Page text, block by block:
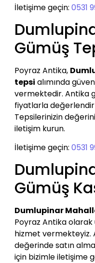
İletişime geçin: 0531
Gümüş
Poyraz Antika,
tepsi alımında
vermektedir. Antika
fiyatlarla
Tepsilerinizin
iletişim kurun.
İletişime geçin: 0531
Gümüş
Dumlupinar
Poyraz Antika
hizmet vermekteyiz.
değerinde satın
için bizimle iletişime